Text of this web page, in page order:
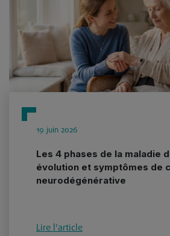
19 juin 2026
Les 4 phases de la maladie
évolution et symptômes de
neurodégénérative
Lire l'article